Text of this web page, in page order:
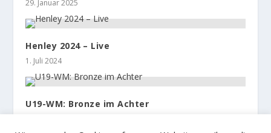
29. Januar 2025
Henley 2024 – Live
1. Juli 2024
U19-WM: Bronze im Achter